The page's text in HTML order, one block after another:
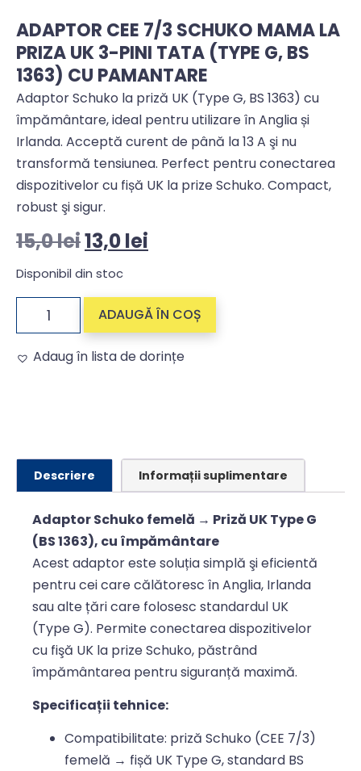
ADAPTOR CEE 7/3 SCHUKO MAMA LA
PRIZA UK 3-PINI TATA (TYPE G, BS
1363) CU PAMANTARE
Adaptor Schuko la priză UK (Type G, BS 1363) cu
împământare, ideal pentru utilizare în Anglia și
Irlanda. Acceptă curent de până la 13 A şi nu
transformă tensiunea. Perfect pentru conectarea
dispozitivelor cu fișă UK la prize Schuko. Compact,
robust şi sigur.
15,0lei13,0lei
Disponibil din stoc
ADAUGĂ ÎN COȘ
Adaug în lista de dorințe
Descriere Informații suplimentare
Adaptor Schuko femelă → Priză UK Type G
(BS 1363), cu împământare
Acest adaptor este soluția simplă şi eficientă
pentru cei care călătoresc în Anglia, Irlanda
sau alte țări care folosesc standardul UK
(Type G). Permite conectarea dispozitivelor
cu fişă UK la prize Schuko, păstrând
împământarea pentru siguranță maximă.
Specificații tehnice:
Compatibilitate: priză Schuko (CEE 7/3)
femelă → fișă UK Type G, standard BS